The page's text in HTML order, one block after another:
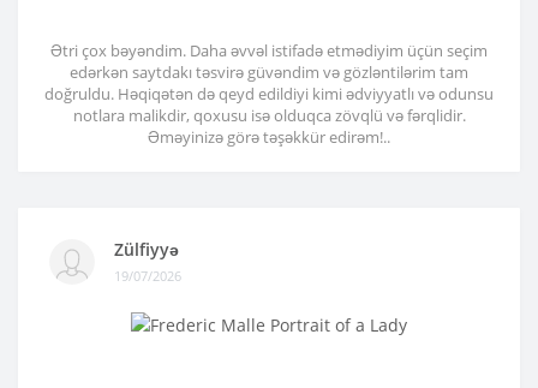
Ətri çox bəyəndim. Daha əvvəl istifadə etmədiyim üçün seçim
edərkən saytdakı təsvirə güvəndim və gözləntilərim tam
doğruldu. Həqiqətən də qeyd edildiyi kimi ədviyyatlı və odunsu
notlara malikdir, qoxusu isə olduqca zövqlü və fərqlidir.
Əməyinizə görə təşəkkür edirəm!..
Zülfiyyə
19/07/2026